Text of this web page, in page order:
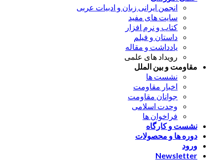
انجمن ایرانی زبان و ادبیات عربی
سایت های مفید
کتاب و نرم افزار
داستان و فیلم
یادداشت و مقاله
رویداد های علمی
مقاومت و بین الملل
نشست ها
اخبار مقاومت
جوانان مقاومت
وحدت اسلامی
فراخوان ها
نشست و کارگاه
دوره ها و محصولات
ورود
Newsletter